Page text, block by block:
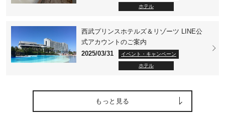
ホテル
西武プリンスホテルズ＆リゾーツ LINE公
式アカウントのご案内
2025/03/31
イベント・キャンペーン
ホテル
もっと見る